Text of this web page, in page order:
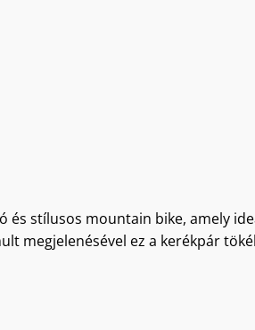
és stílusos mountain bike, amely
megjelenésével ez a kerékpár